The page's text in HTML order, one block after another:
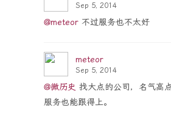
Sep 5, 2014
@meteor 不过服务也不太好
meteor
Sep 5, 2014
@微历史 找大点的公司，名气高
服务也能跟得上。